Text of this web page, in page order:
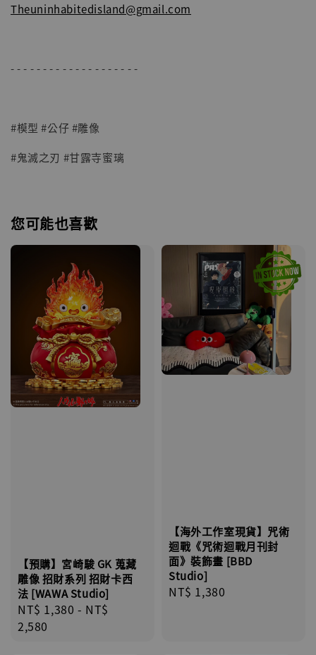
Theuninhabitedisland@gmail.com
- - - - - - - - - - - - - - - - - - - -
#模型 #公仔 #雕像
#鬼滅之刃 #甘露寺蜜璃
您可能也喜歡
【預購】宮崎駿 GK 蒐藏
雕像 招財系列 招財卡西
法 [WAWA Studio]
Regular
price
NT$ 1,380 - NT$
2,580
【海外工作室現貨】咒術
迴戰《咒術迴戰月刊封
面》裝飾畫 [BBD
Studio]
Regular
NT$ 1,380